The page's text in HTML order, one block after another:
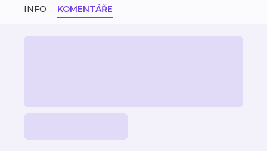
INFO KOMENTÁŘE